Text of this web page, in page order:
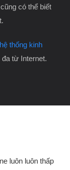
có thể biết
hệ thống kinh
từ Internet.
luôn luôn thấp